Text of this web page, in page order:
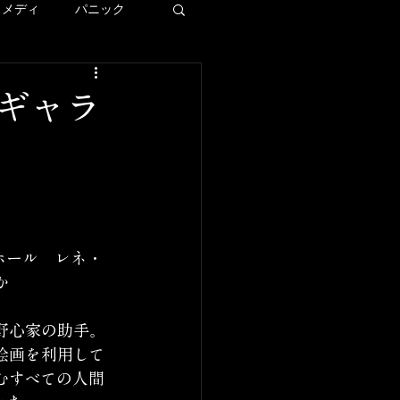
ディ パニック
ャラ
ル　レネ・
家の助手。
画を利用して
すべての人間